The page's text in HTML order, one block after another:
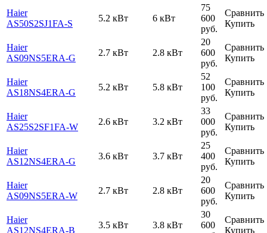
Haier
AS50S2SJ1FA-S
5.2 кВт 6 кВт
75
600
руб.
Сравнить
Купить
Haier
AS09NS5ERA-G
2.7 кВт 2.8 кВт
20
600
руб.
Сравнить
Купить
Haier
AS18NS4ERA-G
5.2 кВт 5.8 кВт
52
100
руб.
Сравнить
Купить
Haier
AS25S2SF1FA-W
2.6 кВт 3.2 кВт
33
000
руб.
Сравнить
Купить
Haier
AS12NS4ERA-G
3.6 кВт 3.7 кВт
25
400
руб.
Сравнить
Купить
Haier
AS09NS5ERA-W
2.7 кВт 2.8 кВт
20
600
руб.
Сравнить
Купить
Haier
AS12NS4ERA-B
3.5 кВт 3.8 кВт
30
600
Сравнить
Купить